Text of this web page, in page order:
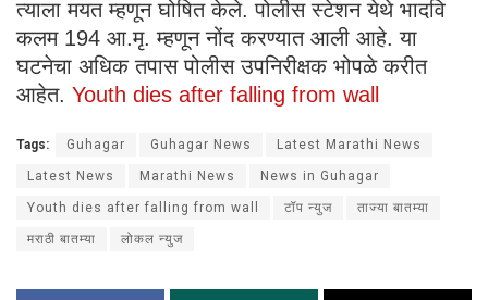
त्याला मयत म्हणून घोषित केले. पोलीस स्टेशन येथे भादवि
कलम 194 आ.मृ. म्हणून नोंद करण्यात आली आहे. या
घटनेचा अधिक तपास पोलीस उपनिरीक्षक भोपळे करीत
आहेत. Youth dies after falling from wall
Tags: Guhagar Guhagar News Latest Marathi News
Latest News Marathi News News in Guhagar
Youth dies after falling from wall टॉप न्युज ताज्या बातम्या
मराठी बातम्या लोकल न्युज